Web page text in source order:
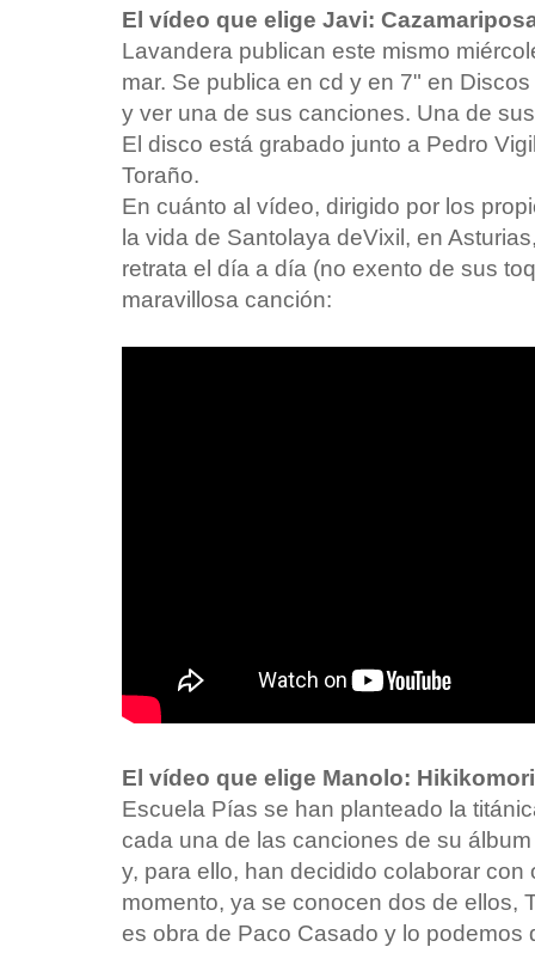
El vídeo que elige Javi:
Lavandera publican este mismo
mar. Se publica en cd y en 7" en
y ver una de sus canciones. Una de
El disco está grabado junto a Pedro
Toraño.
En cuánto al vídeo, dirigido por los
la vida de Santolaya deVixil, en
retrata el día a día (no exento de sus
maravillosa canción:
El vídeo que elige Manolo:
Escuela Pías se han planteado la
cada una de las canciones de su
y, para ello, han decidido colaborar con
momento, ya se conocen dos de ellos,
es obra de Paco Casado y lo podemos